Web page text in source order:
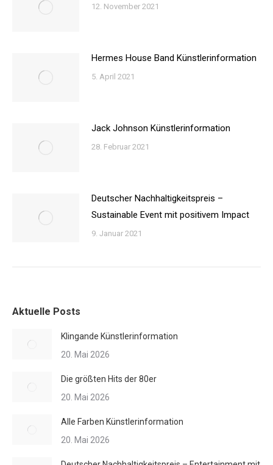
12. November 2021
Hermes House Band Künstlerinformation
5. April 2021
Jack Johnson Künstlerinformation
28. Februar 2021
Deutscher Nachhaltigkeitspreis –
Sustainable Event mit positivem Impact
9. Januar 2021
Aktuelle Posts
Klingande Künstlerinformation
20. Mai 2026
Die größten Hits der 80er
20. Mai 2026
Alle Farben Künstlerinformation
20. Mai 2026